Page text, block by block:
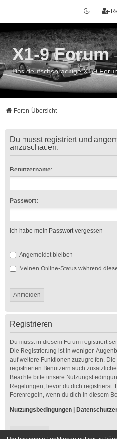
X1-9 Forum
Das deutschsprachige X1/9
Foren-Übersicht
Du musst registriert und
anzuschauen.
Benutzername:
Passwort:
Ich habe mein Passwort vergessen
Angemeldet bleiben
Meinen Online-Status während
Registrieren
Du musst in diesem Forum registriert
Die Registrierung ist in wenigen
auf weitere Funktionen zuzugreifen.
registrierten Benutzern auch
Beachte bitte unsere
Regelungen, bevor du dich registrierst.
Forenregeln, wenn du dich in diesem
Nutzungsbedingungen